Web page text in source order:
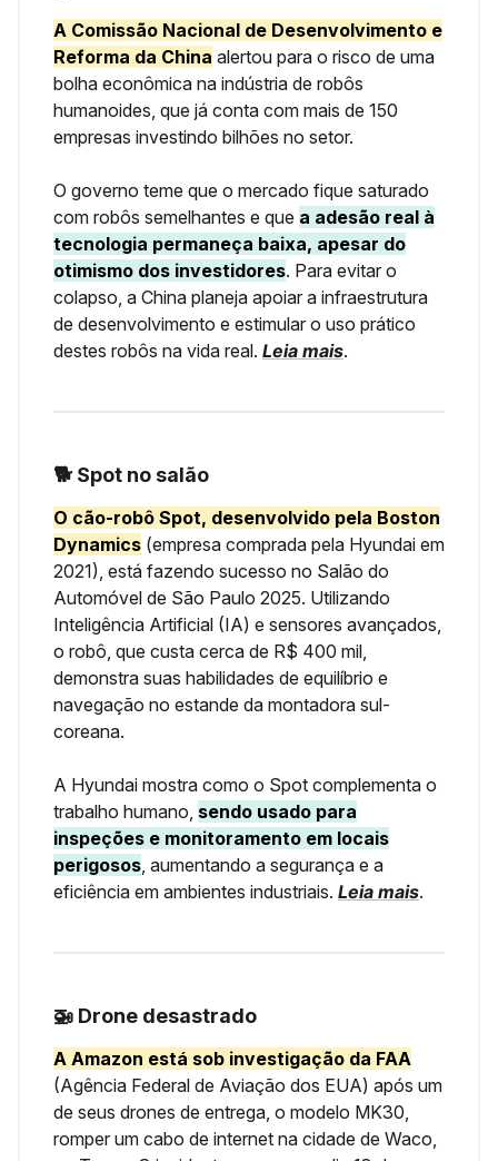
A Comissão Nacional de Desenvolvimento e
Reforma da China alertou para o risco de uma
bolha econômica na indústria de robôs
humanoides, que já conta com mais de 150
empresas investindo bilhões no setor.
O governo teme que o mercado fique saturado
com robôs semelhantes e que a adesão real à
tecnologia permaneça baixa, apesar do
otimismo dos investidores. Para evitar o
colapso, a China planeja apoiar a infraestrutura
de desenvolvimento e estimular o uso prático
destes robôs na vida real. Leia mais.
🐕 Spot no salão
O cão-robô Spot, desenvolvido pela Boston
Dynamics (empresa comprada pela Hyundai em
2021), está fazendo sucesso no Salão do
Automóvel de São Paulo 2025. Utilizando
Inteligência Artificial (IA) e sensores avançados,
o robô, que custa cerca de R$ 400 mil,
demonstra suas habilidades de equilíbrio e
navegação no estande da montadora sul-
coreana.
A Hyundai mostra como o Spot complementa o
trabalho humano, sendo usado para
inspeções e monitoramento em locais
perigosos , aumentando a segurança e a
eficiência em ambientes industriais. Leia mais.
🚁 Drone desastrado
A Amazon está sob investigação da FAA
(Agência Federal de Aviação dos EUA) após um
de seus drones de entrega, o modelo MK30,
romper um cabo de internet na cidade de Waco,